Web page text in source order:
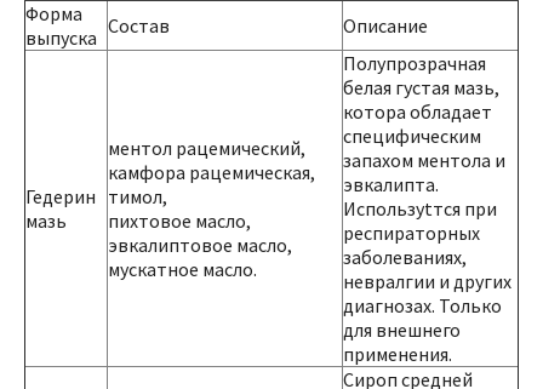
Форма
выпуска Состав Описание
Гедерин
мазь
ментол рацемический,
камфора рацемическая,
тимол,
пихтовое масло,
эвкалиптовое масло,
мускатное масло.
Полупрозрачная
белая густая мазь,
котора обладает
специфическим
запахом ментола и
эвкалипта.
Используtтся при
респираторных
заболеваниях,
невралгии и других
диагнозах. Только
для внешнего
применения.
Сироп средней